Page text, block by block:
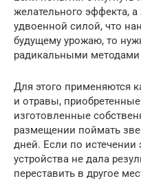
желательного эффекта,
удвоенной силой, что
будущему урожаю, то
радикальными
Для этого применяются
и отравы,
изготовленные
размещении поймать
дней. Если по истечении
устройства не дала
переставить в другое